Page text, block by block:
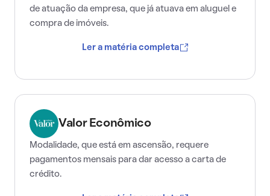
de atuação da empresa, que já atuava em aluguel e
compra de imóveis.
Ler a matéria completa
Valor Econômico
Modalidade, que está em ascensão, requere
pagamentos mensais para dar acesso a carta de
crédito.